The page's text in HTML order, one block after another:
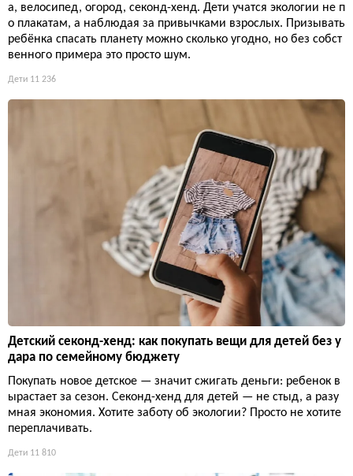
а, велосипед, огород, секонд-хенд. Дети учатся экологии не п
о плакатам, а наблюдая за привычками взрослых. Призывать
ребёнка спасать планету можно сколько угодно, но без собст
венного примера это просто шум.
Дети 11 236
Детский секонд-хенд: как покупать вещи для детей без у
дара по семейному бюджету
Покупать новое детское — значит сжигать деньги: ребенок в
ырастает за сезон. Секонд-хенд для детей — не стыд, а разу
мная экономия. Хотите заботу об экологии? Просто не хотите
переплачивать.
Дети 11 810